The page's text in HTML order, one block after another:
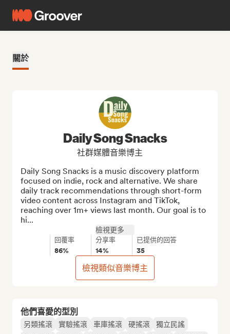
關於
他們喜愛的型別
另類搖滾 實驗搖滾 車庫搖滾 硬搖滾
獨立民謠
Daily Song Snacks
社群媒體音樂博主
Daily Song Snacks is a music discovery platform
focused on indie, rock and alternative. We share
daily track recommendations through short-form
video content across Instagram and TikTok,
reaching over 1m+ views last month. Our goal is to
hi...
檢視更多
回覆率
86%
分享率
14%
已提供的回答
35
檢視類似音樂博主